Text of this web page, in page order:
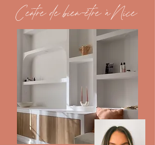
Centre de bien-être à Nice